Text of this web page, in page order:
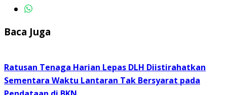
Baca Juga
Ratusan Tenaga Harian Lepas DLH Diistirahatkan
Sementara Waktu Lantaran Tak Bersyarat pada